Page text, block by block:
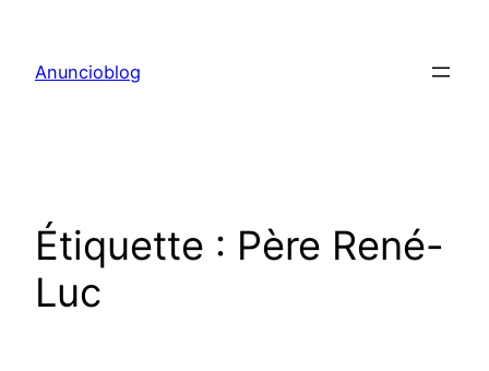
contenu
Anuncioblog
Étiquette : Père René-
Luc